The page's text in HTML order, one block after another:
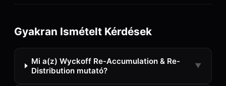
Gyakran Ismételt Kérdések
Mi a(z) Wyckoff Re-Accumulation & Re-
Distribution mutató?
▼